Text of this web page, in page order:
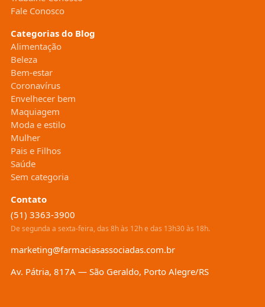
Fale Conosco
Categorias do Blog
Alimentação
Beleza
Bem-estar
Coronavírus
Envelhecer bem
Maquiagem
Moda e estilo
Mulher
Pais e Filhos
Saúde
Sem categoria
Contato
(51) 3363-3900
De segunda a sexta-feira, das 8h às 12h e das 13h30 às 18h.
marketing@farmaciasassociadas.com.br
Av. Pátria, 817A — São Geraldo, Porto Alegre/RS